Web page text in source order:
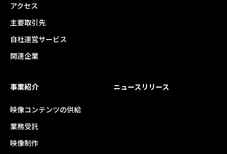
アクセス
主要取引先
自社運営サービス
関連企業
事業紹介
映像コンテンツの供給
業務受託
映像制作
ニュースリリース